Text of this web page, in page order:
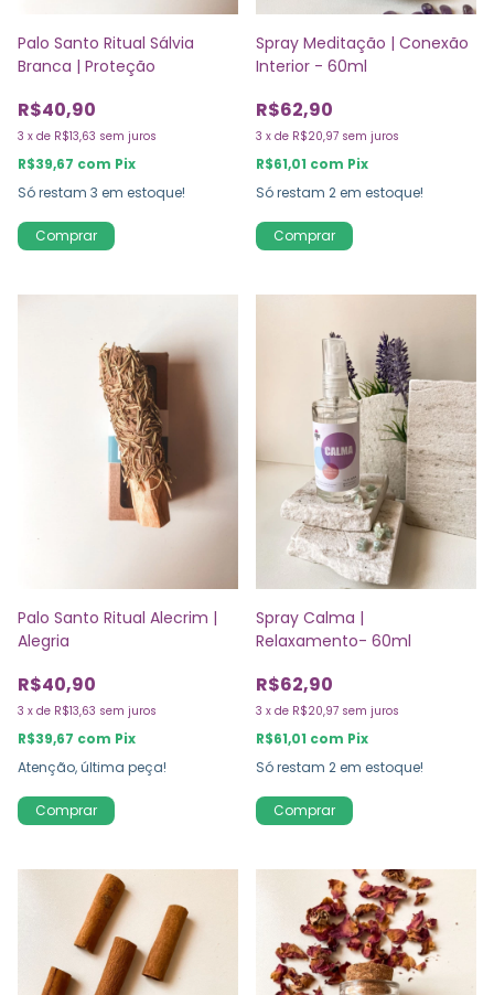
Palo Santo Ritual Sálvia
Branca | Proteção
R$40,90
3 x de R$13,63 sem juros
R$39,67 com Pix
Só restam 3 em estoque!
Spray Meditação | Conexão
Interior - 60ml
R$62,90
3 x de R$20,97 sem juros
R$61,01 com Pix
Só restam 2 em estoque!
Palo Santo Ritual Alecrim |
Alegria
R$40,90
3 x de R$13,63 sem juros
R$39,67 com Pix
Atenção, última peça!
Spray Calma |
Relaxamento- 60ml
R$62,90
3 x de R$20,97 sem juros
R$61,01 com Pix
Só restam 2 em estoque!